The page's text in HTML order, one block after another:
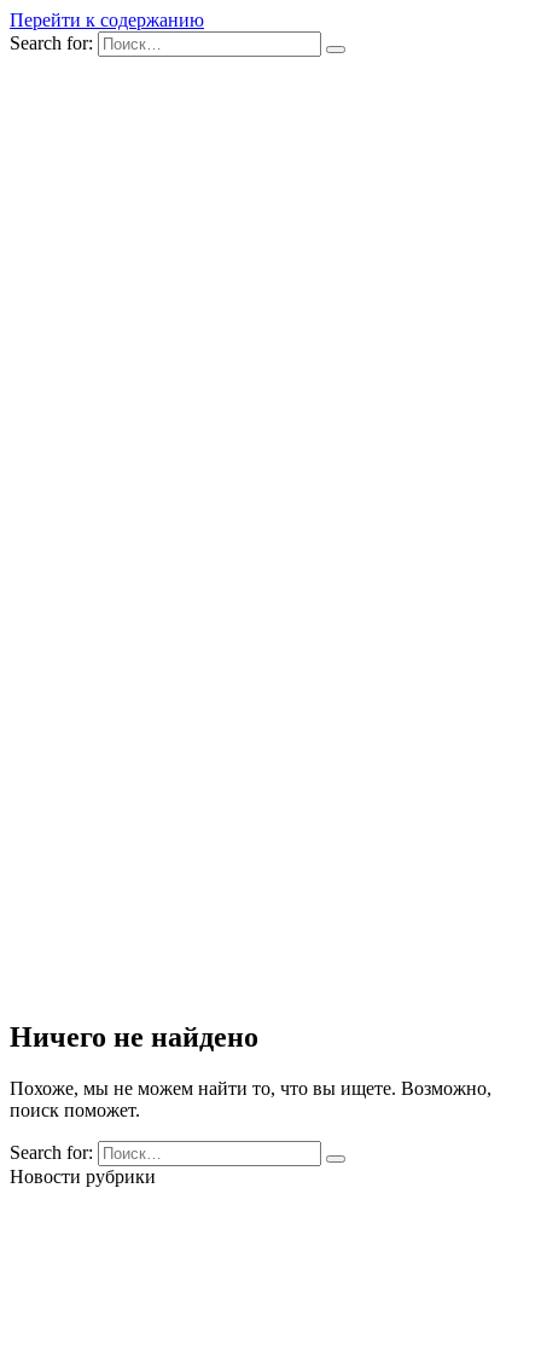
Перейти к содержанию
Search for:
Ничего не найдено
Похоже, мы не можем найти то, что вы ищете. Возможно,
поиск поможет.
Search for:
Новости рубрики